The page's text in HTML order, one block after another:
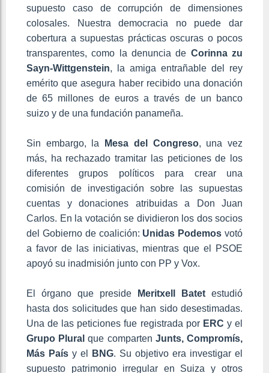
supuesto caso de corrupción de dimensiones
colosales. Nuestra democracia no puede dar
cobertura a supuestas prácticas oscuras o pocos
transparentes, como la denuncia de Corinna zu
Sayn-Wittgenstein, la amiga entrañable del rey
emérito que asegura haber recibido una donación
de 65 millones de euros a través de un banco
suizo y de una fundación panameña.
Sin embargo, la Mesa del Congreso, una vez
más, ha rechazado tramitar las peticiones de los
diferentes grupos políticos para crear una
comisión de investigación sobre las supuestas
cuentas y donaciones atribuidas a Don Juan
Carlos. En la votación se dividieron los dos socios
del Gobierno de coalición: Unidas Podemos votó
a favor de las iniciativas, mientras que el PSOE
apoyó su inadmisión junto con PP y Vox.
El órgano que preside Meritxell Batet estudió
hasta dos solicitudes que han sido desestimadas.
Una de las peticiones fue registrada por ERC y el
Grupo Plural que comparten Junts, Compromís,
Más País y el BNG. Su objetivo era investigar el
supuesto patrimonio irregular en Suiza y otros